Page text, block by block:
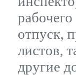
отпуск,
листов,
другие